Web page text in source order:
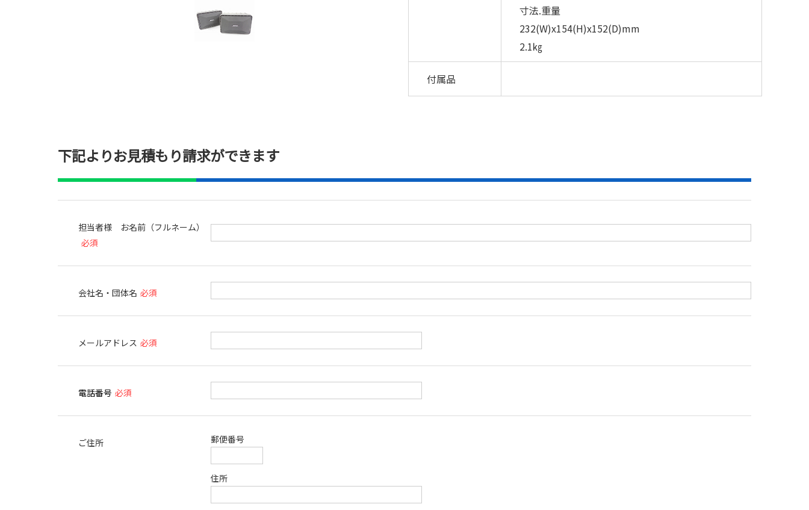
寸法.重量
232(W)x154(H)x152(D)mm
2.1㎏
付属品
下記よりお見積もり請求ができます
担当者様 お名前（フルネーム）
必須
会社名・団体名 必須
メールアドレス 必須
電話番号 必須
ご住所 郵便番号
住所